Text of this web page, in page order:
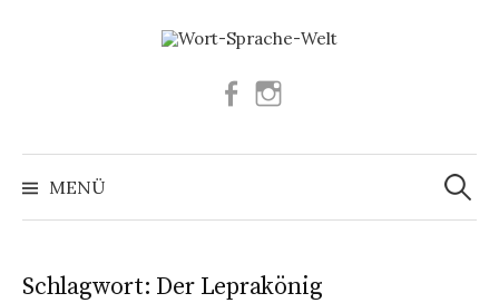
Facebook
MENÜ
Suchen
nach:
Schlagwort: Der Leprakönig